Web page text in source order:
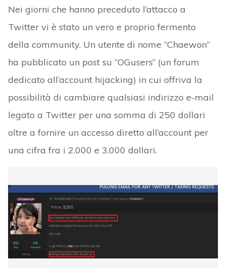
Nei giorni che hanno preceduto l’attacco a
Twitter vi è stato un vero e proprio fermento
della community. Un utente di nome “Chaewon”
ha pubblicato un post su “OGusers” (un forum
dedicato all’account hijacking) in cui offriva la
possibilità di cambiare qualsiasi indirizzo e-mail
legato a Twitter per una somma di 250 dollari
oltre a fornire un accesso diretto all’account per
una cifra fra i 2.000 e 3.000 dollari.